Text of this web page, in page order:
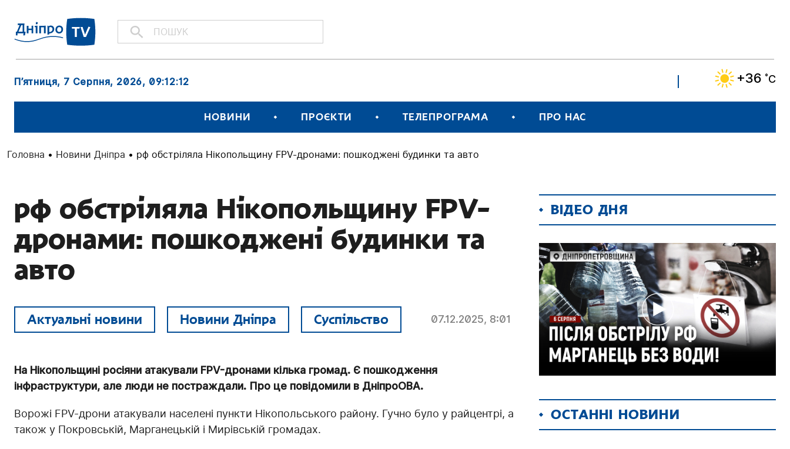
П’ятниця, 7 Серпня, 2026, 09:12:13 +36 ˚C
НОВИНИ ПРОЄКТИ ТЕЛЕПРОГРАМА ПРО НАС
Головна • Новини Дніпра • рф обстріляла Нікопольщину FPV-дронами: пошкоджені будинки та авто
рф обстріляла Нікопольщину FPV-
дронами: пошкоджені будинки та
авто
Актуальні новини Новини Дніпра Суспільство 07.12.2025, 8:01
На Нікопольщині росіяни атакували FPV-дронами кілька громад. Є пошкодження
інфраструктури, але люди не постраждали. Про це повідомили в ДніпроОВА.
Ворожі FPV-дрони атакували населені пункти Нікопольського району. Гучно було у райцентрі, а
також у Покровській, Марганецькій і Мирівській громадах.
ВІДЕО ДНЯ
ОСТАННІ НОВИНИ